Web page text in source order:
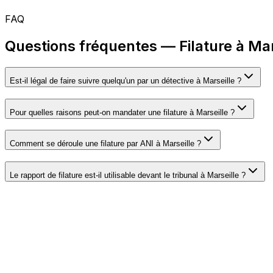
FAQ
Questions fréquentes — Filature à
Est-il légal de faire suivre quelqu'un par un détective à Marseille ?
Pour quelles raisons peut-on mandater une filature à Marseille ?
Comment se déroule une filature par ANI à Marseille ?
Le rapport de filature est-il utilisable devant le tribunal à Marseille ?